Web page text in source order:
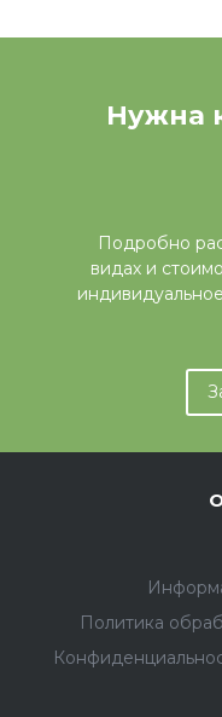
Нужна
Подробно
видах и
Политика